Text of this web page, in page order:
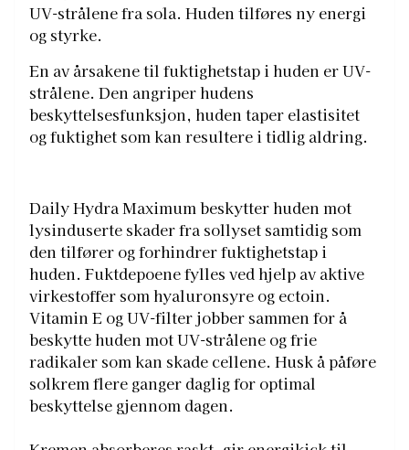
UV-strålene fra sola. Huden tilføres ny energi
og styrke.
En av årsakene til fuktighetstap i huden er UV-
strålene. Den angriper hudens
beskyttelsesfunksjon, huden taper elastisitet
og fuktighet som kan resultere i tidlig aldring.
Daily Hydra Maximum beskytter huden mot
lysinduserte skader fra sollyset samtidig som
den tilfører og forhindrer fuktighetstap i
huden. Fuktdepoene fylles ved hjelp av aktive
virkestoffer som hyaluronsyre og ectoin.
Vitamin E og UV-filter jobber sammen for å
beskytte huden mot UV-strålene og frie
radikaler som kan skade cellene. Husk å påføre
solkrem flere ganger daglig for optimal
beskyttelse gjennom dagen.